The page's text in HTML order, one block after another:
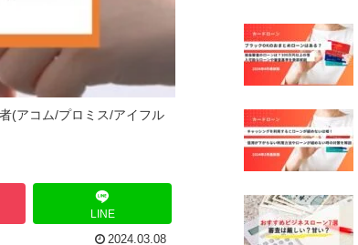
(アコム/プロミス/アイフル
LINE
2024.03.08